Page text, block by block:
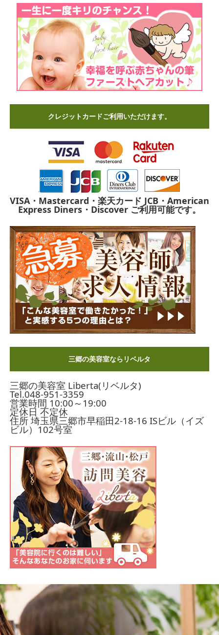
クレジットカードご利用いただけます。
VISA・Mastercard・楽天カード JCB・American
Express Diners・Discover ご利用可能です。
三郷の美容室ならリベルタ
三郷の美容室 Liberta(リベルタ)
Tel.048-951-3359
営業時間 10:00～19:00
定休日 不定休
住所 埼玉県三郷市早稲田2-18-16 ISビル（イズ
ビル）102号室